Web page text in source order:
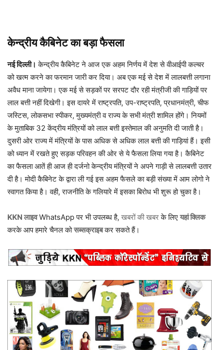
केन्द्रीय कैबिनेट का बड़ा फैसला
नई दिल्ली। केन्द्रीय कैबिनेट ने आज एक अहम निर्णय में देश से वीआईपी कल्चर
को खत्म करने का फरमान जारी कर दिया। अब एक मई से देश में लालबत्ती लगाना
अवैध माना जायेगा। एक मई से सड़कों पर सरपट दौर रही मंत्रीजी की गाड़ियों पर
लाल बत्ती नहीं दिखेगी। इस दायरे में राष्ट्रपति, उप-राष्ट्रपति, प्रधानमंत्री, चीफ
जस्टिस, लोकसभा स्पीकर, मुख्यमंत्री व राज्य के सभी मंत्री शामिल होंगे। नियमों
के मुताबिक 32 केंद्रीय मंत्रियों को लाल बत्ती इस्तेमाल की अनुमति दी जाती है।
दुसरी ओर राज्य में मंत्रियों के पास अधिक से अधिक लाल बत्ती की गाड़ियां हैं। इसी
को ध्यान में रखते हुए सड़क परिवहन की ओर से ये फैसला लिया गया है। कैबिनेट
का फैसला आतें ही आज ही दर्जनो केन्द्रीय मंत्रियों ने अपने गाड़ी से लालबत्ती उतार
दी है। मोदी कैबिनेट के द्वारा ली गई इस अहम फैसले का बड़ी संख्या में आम लोगो ने
स्वागत किया है। वही, राजनीति के गलियारे में इसका बिरोध भी शुरू हो चुका है।
KKN लाइवWhatsApp पर भी उपलब्ध है, खबरों की खबरके लिए यहां क्लिक
करके आप हमारे चैनल कोसब्सक्राइबकर सकते हैं।